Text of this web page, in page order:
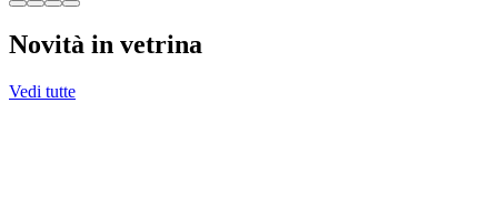
Novità in vetrina
Vedi tutte